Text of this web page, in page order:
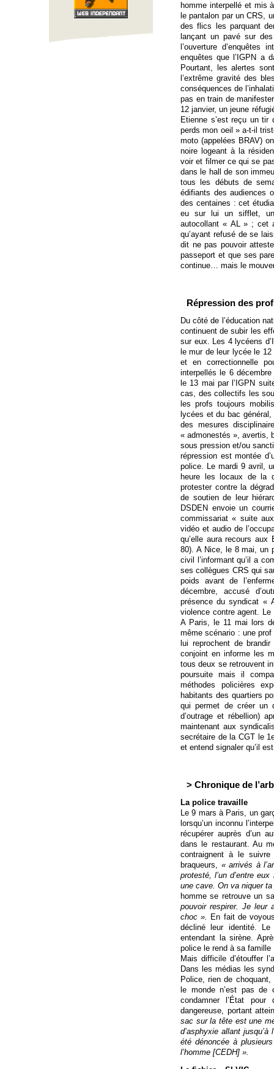
homme interpellé et mis
le pantalon par un CRS,
des flics les parquant
lançant un pavé sur
l’ouverture
enquêtes que l’IGPN a
Pourtant, les alertes
l’extrême gravité des
conséquences de
pas en train de
12 janvier, un jeune
Etienne s’est reçu un
perds mon oeil » a-t-il
moto (appelées BRAV)
noire logeant à la
voir et filmer ce qui se
dans le hall de son
tous les débuts de
édifiants des audiences
des centaines : cet
eu sur lui un sifflet,
autocollant « AL » ; cet
qu’ayant refusé de se
dit ne pas pouvoir
passeport et que ses
continue… mais le
Répression des
Du côté de l’éducation
continuent de subir les
sur eux. Les 4 lycéens
le mur de leur lycée le
et en correctionnelle
interpellés le 6
le 13 mai par l’IGPN
cas, des collectifs les
les profs toujours
lycées et du bac
des mesures
« admonestés », avertis,
sous pression et/ou
répression est montée
police. Le mardi 9 avril,
heure les locaux de la
protester contre la
de soutien de leur
DSDEN envoie un
commissariat « suite
vidéo et audio de
qu’elle aura recours
80). A Nice, le 8 mai, un
civil l’informant qu’il a
ses collègues CRS qui
poids avant de
décembre, accusé
présence du syndicat «
violence contre agent.
A Paris, le 11 mai lors
même scénario : une
lui reprochent de
conjoint en informe les
tous deux se retrouvent
poursuite mais il
méthodes policières
habitants des quartiers
qui permet de créer un
d’outrage et rébellion)
maintenant aux
secrétaire de la CGT le
et entend signaler qu’il
> Chronique de
La police travaille
Le 9 mars à Paris, un
lorsqu’un inconnu
récupérer auprès d’un
dans le restaurant. Au
contraignent à le
braqueurs, « arrivés à
protesté, l’un d’entre
une cave. On va niquer
homme se retrouve un
pouvoir respirer. Je leur
choc ». En fait de
décliné leur identité.
entendant la sirène.
police le rend à sa famille
Mais difficile d’étouffer
Dans les médias les
Police, rien de choquant,
le monde n’est pas
condamner l’État
dangereuse, portant
sac sur la tête est une
d’asphyxie allant
été dénoncée à
l’homme [CEDH] ».